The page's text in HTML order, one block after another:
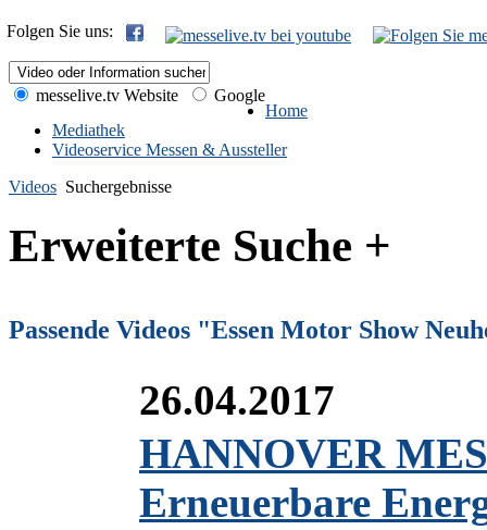
Folgen Sie uns:
messelive.tv Website
Google
Home
Mediathek
Videoservice Messen & Aussteller
Videos Suchergebnisse
Erweiterte Suche +
Passende Videos "Essen Motor Show
26.04.2017
HANNOVER
Erneuerbare